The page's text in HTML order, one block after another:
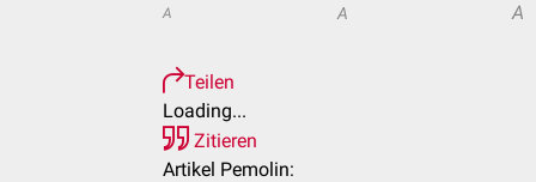
A A A
Teilen
Loading...
Zitieren
Artikel Pemolin: